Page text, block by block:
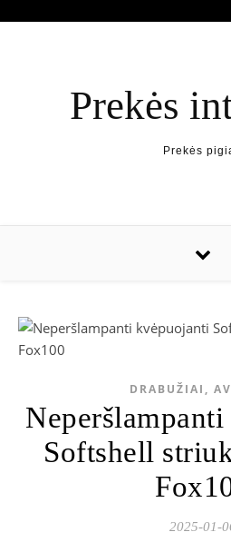
Prekės
Prekės
DRABUŽIAI,
Softshell
2025-01-